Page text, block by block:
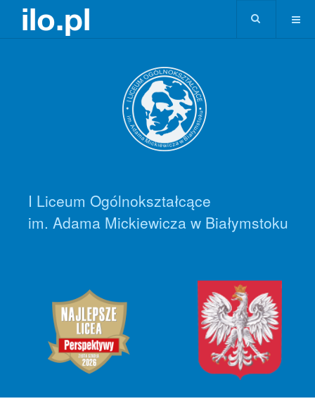
I Liceum Ogólnokształcące
im. Adama Mickiewicza w Białymstoku